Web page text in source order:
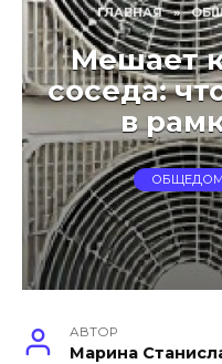
ГЛАВНАЯ »
Мешает
соседа:
в
АВТОР
Марина